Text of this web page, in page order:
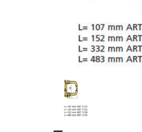
Подобрать аналог